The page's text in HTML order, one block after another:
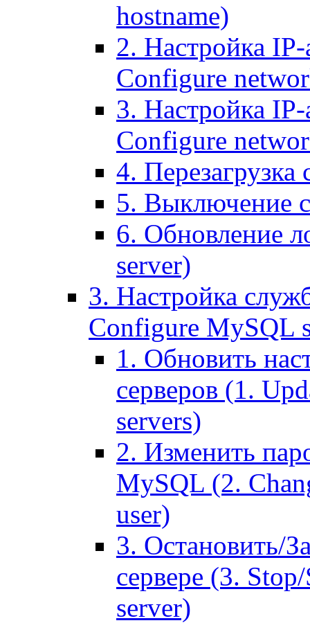
hostname)
2. Настройка IP-
Configure
3. Настройка
Configure
4. Перезагрузка
5. Выключение
6. Обновление
server)
3. Настройка
Configure MySQL
1. Обновить
серверов (1.
servers)
2. Изменить
MySQL (2.
user)
3. Остановить/
сервере (3.
server)